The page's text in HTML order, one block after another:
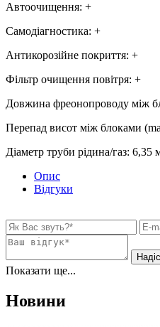
Автоочищення: +
Самодіагностика: +
Антикорозійне покриття: +
Фільтр очищення повітря: +
Довжина фреонопроводу між
Перепад висот між блоками
Діаметр труби рідина/газ: 6,35
Опис
Відгуки
Показати ще...
Новини